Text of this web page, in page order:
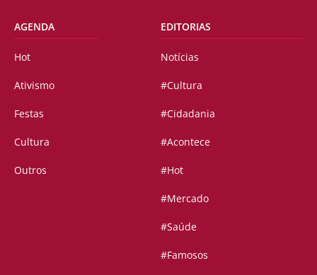
AGENDA
Hot
Ativismo
Festas
Cultura
Outros
EDITORIAS
Notícias
#Cultura
#Cidadania
#Acontece
#Hot
#Mercado
#Saúde
#Famosos